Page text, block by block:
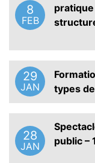
8
FEB
29
JAN
types
28
JAN
public –